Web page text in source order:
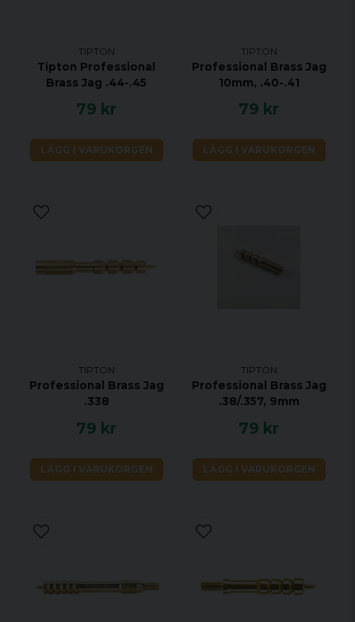
TIPTON
Tipton Professional
Brass Jag .44-.45
79 kr
LÄGG I VARUKORGEN
TIPTON
Professional Brass Jag
10mm, .40-.41
79 kr
LÄGG I VARUKORGEN
TIPTON
Professional Brass Jag
.338
79 kr
LÄGG I VARUKORGEN
TIPTON
Professional Brass Jag
.38/.357, 9mm
79 kr
LÄGG I VARUKORGEN